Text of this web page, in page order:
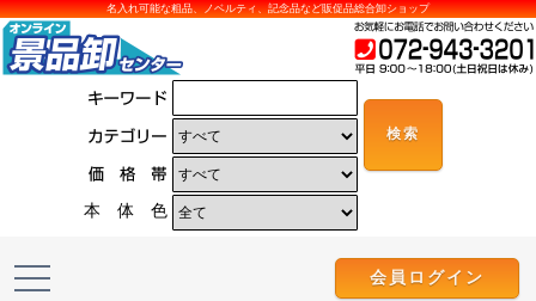
名入れ可能な粗品、ノベルティ、記念品など販促品総合卸ショップ
本 体 色
会員ログイン